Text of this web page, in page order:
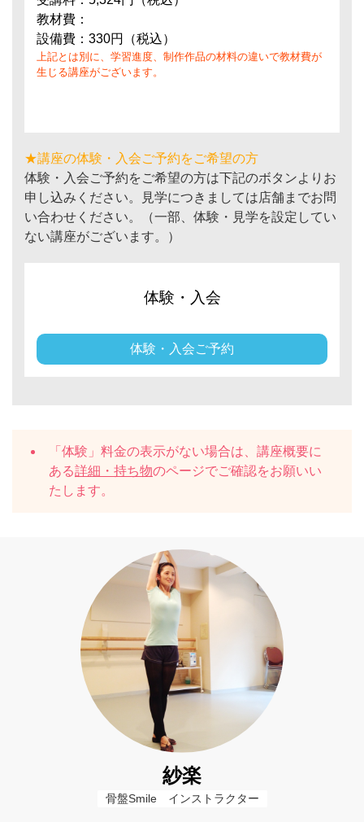
教材費：
設備費：330円（税込）
上記とは別に、学習進度、制作作品の材料の違いで教材費が
生じる講座がございます。
★講座の体験・入会ご予約をご希望の方
体験・入会ご予約をご希望の方は下記のボタンよりお
申し込みください。見学につきましては店舗までお問
い合わせください。（一部、体験・見学を設定してい
ない講座がございます。）
体験・入会
体験・入会ご予約
「体験」料金の表示がない場合は、講座概要に
ある詳細・持ち物のページでご確認をお願いい
たします。
紗楽
骨盤Smile　インストラクター